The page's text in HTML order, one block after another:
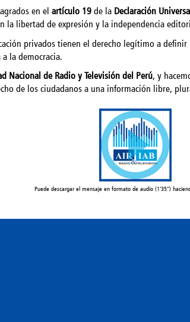
en el artículo 19 de la Declaración
la libertad de expresión y la independencia
privados tienen el derecho legítimo a
la democracia.
Nacional de Radio y Televisión del Perú, y
de los ciudadanos a una información libre,
Puede descargar el mensaje en formato de audio (1’35”)